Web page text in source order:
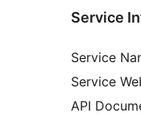
Service
Service
Service
API